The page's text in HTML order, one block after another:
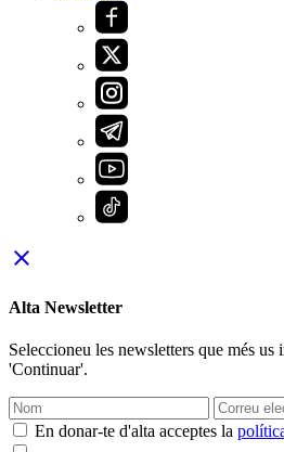
close
Alta Newsletter
Seleccioneu les newsletters que més us
'Continuar'.
En donar-te d'alta acceptes la